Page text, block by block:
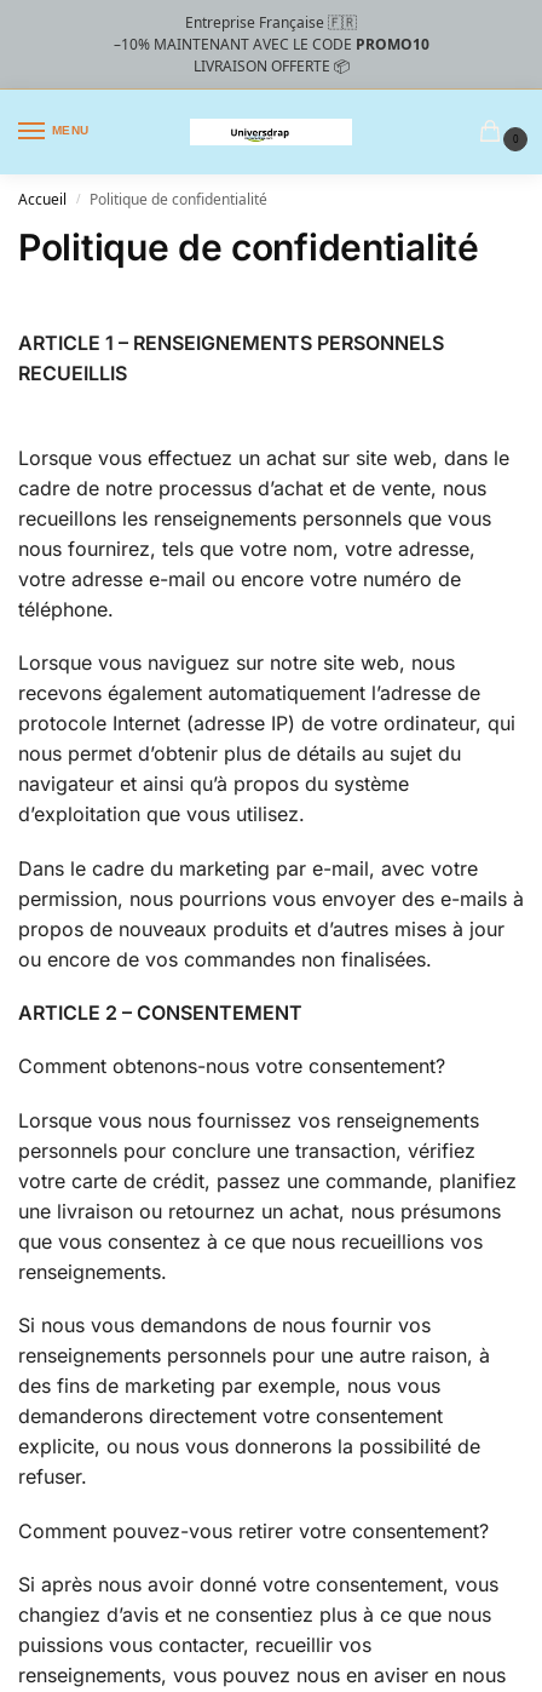
Entreprise Française 🇫🇷
–10% MAINTENANT AVEC LE CODE PROMO10
LIVRAISON OFFERTE 📦
MENU
0
Accueil / Politique de confidentialité
Politique de confidentialité
ARTICLE 1 – RENSEIGNEMENTS PERSONNELS
RECUEILLIS
Lorsque vous effectuez un achat sur site web, dans le
cadre de notre processus d’achat et de vente, nous
recueillons les renseignements personnels que vous
nous fournirez, tels que votre nom, votre adresse,
votre adresse e-mail ou encore votre numéro de
téléphone.
Lorsque vous naviguez sur notre site web, nous
recevons également automatiquement l’adresse de
protocole Internet (adresse IP) de votre ordinateur, qui
nous permet d’obtenir plus de détails au sujet du
navigateur et ainsi qu’à propos du système
d’exploitation que vous utilisez.
Dans le cadre du marketing par e-mail, avec votre
permission, nous pourrions vous envoyer des e-mails à
propos de nouveaux produits et d’autres mises à jour
ou encore de vos commandes non finalisées.
ARTICLE 2 – CONSENTEMENT
Comment obtenons-nous votre consentement?
Lorsque vous nous fournissez vos renseignements
personnels pour conclure une transaction, vérifiez
votre carte de crédit, passez une commande, planifiez
une livraison ou retournez un achat, nous présumons
que vous consentez à ce que nous recueillions vos
renseignements.
Si nous vous demandons de nous fournir vos
renseignements personnels pour une autre raison, à
des fins de marketing par exemple, nous vous
demanderons directement votre consentement
explicite, ou nous vous donnerons la possibilité de
refuser.
Comment pouvez-vous retirer votre consentement?
Si après nous avoir donné votre consentement, vous
changiez d’avis et ne consentiez plus à ce que nous
puissions vous contacter, recueillir vos
renseignements, vous pouvez nous en aviser en nous